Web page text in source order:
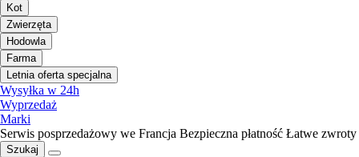
Kot
Zwierzęta
Hodowla
Farma
Letnia oferta specjalna
Wysyłka w 24h
Wyprzedaż
Marki
Serwis posprzedażowy we Francja Bezpieczna płatność Łatwe zwroty
Szukaj